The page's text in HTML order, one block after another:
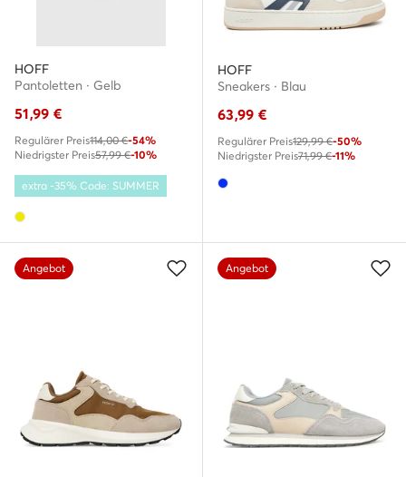
HOFF
Pantoletten · Gelb
51,99 €
Regulärer Preis114,00 €-54%
Niedrigster Preis57,99 €-10%
extra -35% Code: SUMMER
HOFF
Sneakers · Blau
63,99 €
Regulärer Preis129,99 €-50%
Niedrigster Preis71,99 €-11%
Angebot Angebot